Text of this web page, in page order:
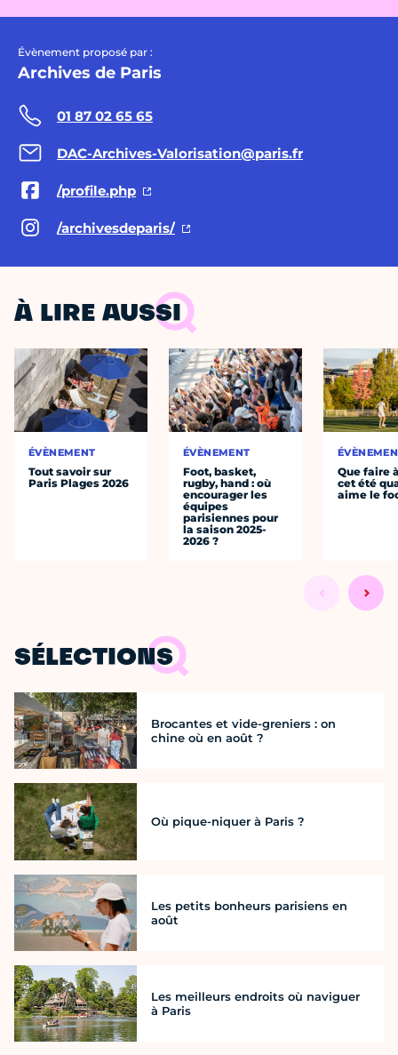
Évènement proposé par :
Archives de Paris
01 87 02 65 65
DAC-Archives-Valorisation@paris.fr
/profile.php
/archivesdeparis/
À LIRE AUSSI
ÉVÈNEMENT
Tout savoir sur
Paris Plages 2026
ÉVÈNEMENT
Foot, basket,
rugby, hand : où
encourager les
équipes
parisiennes pour
la saison 2025-
2026 ?
Que faire
cet été
aime le
SÉLECTIONS
Brocantes et vide-greniers : on
chine où en août ?
Où pique-niquer à Paris ?
Les petits bonheurs parisiens en
août
Les meilleurs endroits où naviguer
à Paris